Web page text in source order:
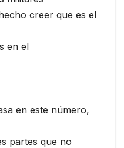
creer que es el
en el
en este número,
partes que no